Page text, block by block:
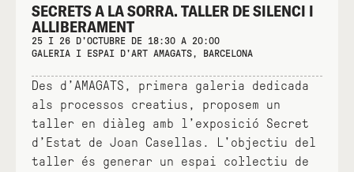
SECRETS A LA SORRA. TALLER DE SILENCI I
ALLIBERAMENT
25 I 26 D'OCTUBRE DE 18:30 A 20:00
GALERIA I ESPAI D'ART AMAGATS, BARCELONA
Des d’AMAGATS, primera galeria dedicada
als processos creatius, proposem un
taller en diàleg amb l’exposició Secret
d’Estat de Joan Casellas. L'objectiu del
taller és generar un espai col·lectiu de